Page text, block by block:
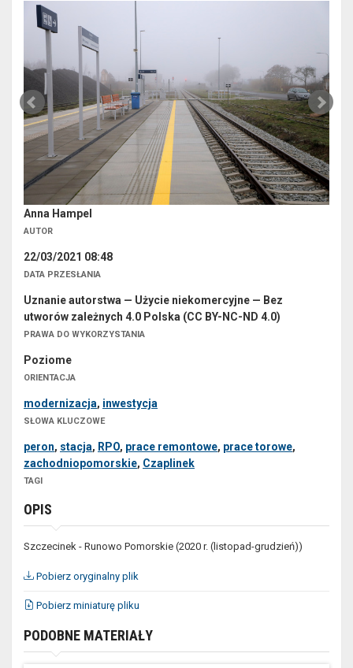
Anna Hampel
AUTOR
22/03/2021 08:48
DATA PRZESŁANIA
Uznanie autorstwa — Użycie niekomercyjne — Bez
utworów zależnych 4.0 Polska (CC BY-NC-ND 4.0)
PRAWA DO WYKORZYSTANIA
Poziome
ORIENTACJA
modernizacja, inwestycja
SŁOWA KLUCZOWE
peron, stacja, RPO, prace remontowe, prace torowe,
zachodniopomorskie, Czaplinek
TAGI
OPIS
Szczecinek - Runowo Pomorskie (2020 r. (listopad-grudzień))
Pobierz oryginalny plik
Pobierz miniaturę pliku
PODOBNE MATERIAŁY